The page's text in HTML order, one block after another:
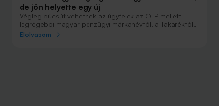
de jön helyette egy új
Végleg búcsút vehetnek az ügyfelek az OTP mellett
legrégebbi magyar pénzügyi márkanévtől, a Takaréktól.
Vele együtt májustól eltűnik az MKB is, de a helyükbe lép
Elolvasom